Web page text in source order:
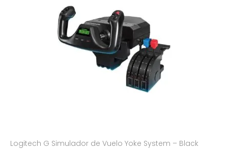
Logitech G Simulador de Vuelo Yoke System – Black